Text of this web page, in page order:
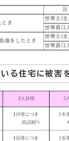
る住宅に被害